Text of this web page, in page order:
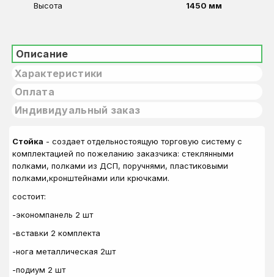
Высота
1450 мм
Описание
Характеристики
Оплата
Индивидуальный заказ
Стойка - создает отдельностоящую торговую систему с
комплектацией по пожеланию заказчика: стеклянными
полками, полками из ДСП, поручнями, пластиковыми
полками,кронштейнами или крючками.
состоит:
-экономпанель 2 шт
-вставки 2 комплекта
-нога металлическая 2шт
-подиум 2 шт